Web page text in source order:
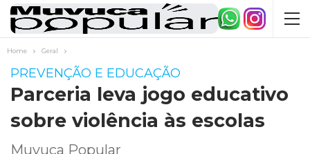
Home Geral
PREVENÇÃO E EDUCAÇÃO
Parceria leva jogo educativo
sobre violência às escolas
Muvuca Popular